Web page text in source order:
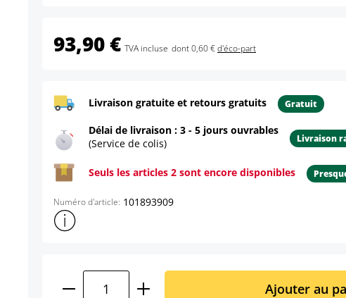
93,90 € TVA incluse dont 0,60 €d'éco-part
Livraison gratuite et retours gratuits Gratuit
Délai de livraison : 3 - 5 jours ouvrables
(Service de colis)
Livraison
Seuls les articles 2 sont encore disponibles
Numéro d'article: 101893909
Afficher plus d'informations sur le produit
Quantité de produit : Entrez laAjouter au